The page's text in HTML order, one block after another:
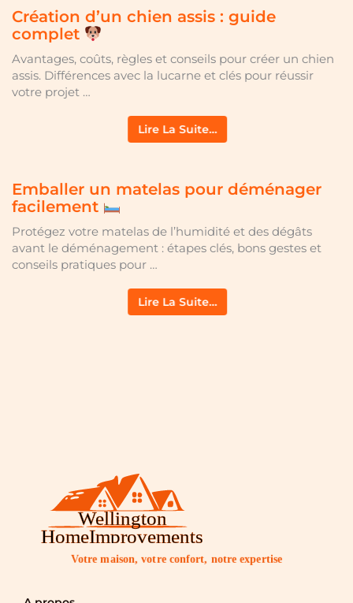
Création d’un chien assis : guide
complet
Avantages, coûts, règles et conseils pour créer un chien
assis. Différences avec la lucarne et clés pour réussir
votre projet …
Lire La Suite…
Emballer un matelas pour déménager
facilement
Protégez votre matelas de l’humidité et des dégâts
avant le déménagement : étapes clés, bons gestes et
conseils pratiques pour …
Lire La Suite…
Votre maison, votre confort, notre expertise